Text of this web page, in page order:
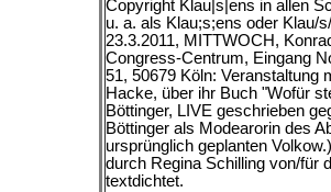
Copyright Klau|s|ens in allen
u. a. als Klau;s;ens oder Klau/
23.3.2011, MITTWOCH,
Congress-Centrum, Eingang
51, 50679 Köln: Veranstaltung
Hacke, über ihr Buch "Wofür
Böttinger, LIVE geschrieben
Böttinger als Modearorin des
ursprünglich geplanten
durch Regina Schilling von/für
textdichtet.